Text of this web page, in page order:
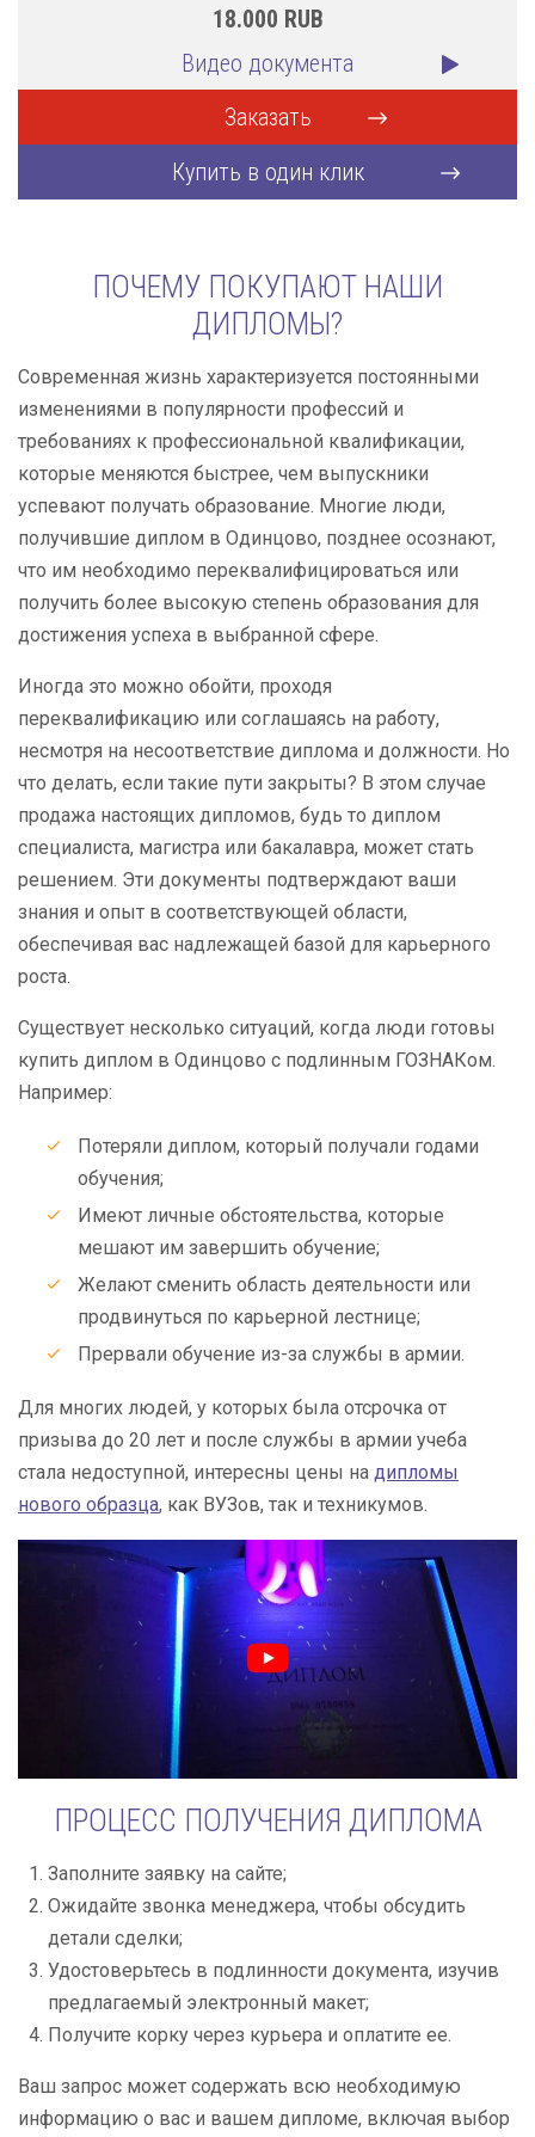
18.000 RUB
Видео документа
Заказать
Купить в один клик
ПОЧЕМУ ПОКУПАЮТ НАШИ
ДИПЛОМЫ?
Современная жизнь характеризуется постоянными
изменениями в популярности профессий и
требованиях к профессиональной квалификации,
которые меняются быстрее, чем выпускники
успевают получать образование. Многие люди,
получившие диплом в Одинцово, позднее осознают,
что им необходимо переквалифицироваться или
получить более высокую степень образования для
достижения успеха в выбранной сфере.
Иногда это можно обойти, проходя
переквалификацию или соглашаясь на работу,
несмотря на несоответствие диплома и должности. Но
что делать, если такие пути закрыты? В этом случае
продажа настоящих дипломов, будь то диплом
специалиста, магистра или бакалавра, может стать
решением. Эти документы подтверждают ваши
знания и опыт в соответствующей области,
обеспечивая вас надлежащей базой для карьерного
роста.
Существует несколько ситуаций, когда люди готовы
купить диплом в Одинцово с подлинным ГОЗНАКом.
Например:
Потеряли диплом, который получали годами
обучения;
Имеют личные обстоятельства, которые
мешают им завершить обучение;
Желают сменить область деятельности или
продвинуться по карьерной лестнице;
Прервали обучение из-за службы в армии.
Для многих людей, у которых была отсрочка от
призыва до 20 лет и после службы в армии учеба
стала недоступной, интересны цены на дипломы
нового образца, как ВУЗов, так и техникумов.
ПРОЦЕСС ПОЛУЧЕНИЯ ДИПЛОМА
Заполните заявку на сайте;
Ожидайте звонка менеджера, чтобы обсудить
детали сделки;
Удостоверьтесь в подлинности документа, изучив
предлагаемый электронный макет;
Получите корку через курьера и оплатите ее.
Ваш запрос может содержать всю необходимую
информацию о вас и вашем дипломе, включая выбор